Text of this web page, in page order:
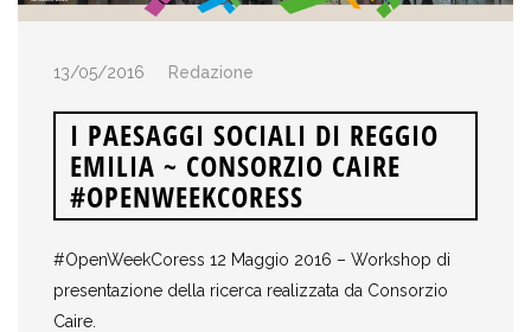
13/05/2016 Redazione
I PAESAGGI SOCIALI DI REGGIO
EMILIA ~ CONSORZIO CAIRE
#OPENWEEKCORESS
#OpenWeekCoress 12 Maggio 2016 – Workshop di
presentazione della ricerca realizzata da Consorzio
Caire.